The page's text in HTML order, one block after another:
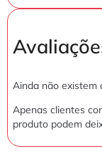
Ainda não existem
Apenas clientes
produto podem